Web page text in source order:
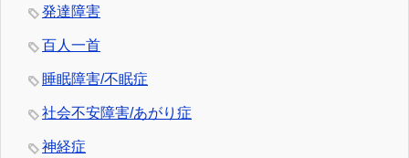
発達障害
百人一首
睡眠障害/不眠症
社会不安障害/あがり症
神経症